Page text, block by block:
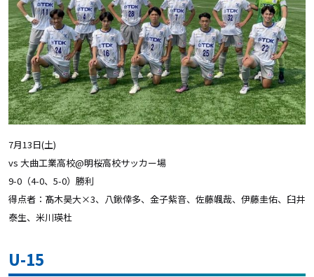
7月13日(土)
vs 大曲工業高校@明桜高校サッカー場
9-0（4-0、5-0）勝利
得点者：髙木昊大×3、八鍬倖多、金子紫音、佐藤颯哉、伊藤圭佑、臼井
泰生、米川瑛杜
U-15